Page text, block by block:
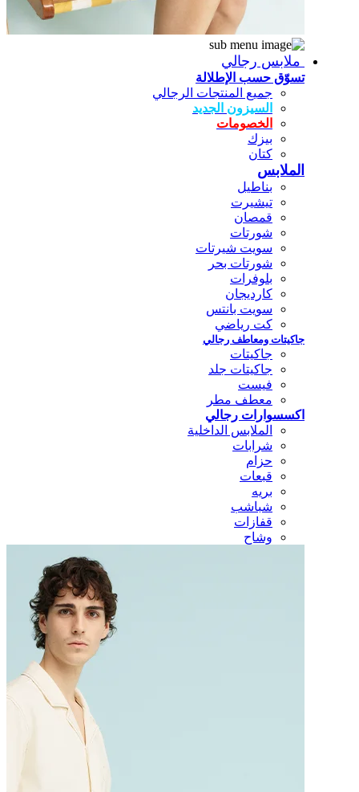
ملابس رجالي
تسوّق حسب الإطلالة
جميع المنتجات الرجالي
السيزون الجديد
الخصومات
بيزك
كتان
الملابس
بناطيل
تيشيرت
قمصان
شورتات
سويت شيرتات
شورتات بحر
بلوفرات
كارديجان
سويت بانتس
كت رياضي
جاكيتات ومعاطف رجالي
جاكيتات
جاكيتات جلد
فيست
معطف مطر
اكسسوارات رجالي
الملابس الداخلية
شرابات
حزام
قبعات
بريه
شباشب
قفازات
وشاح